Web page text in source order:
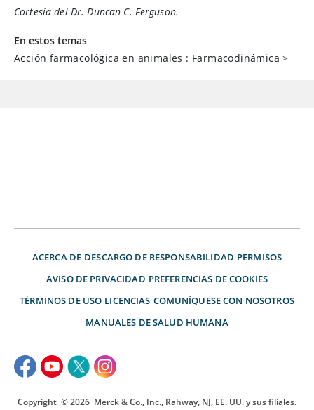
Cortesía del Dr. Duncan C. Ferguson.
En estos temas
Acción farmacológica en animales : Farmacodinámica >
ACERCA DE DESCARGO DE RESPONSABILIDAD PERMISOS
AVISO DE PRIVACIDAD PREFERENCIAS DE COOKIES
TÉRMINOS DE USO LICENCIAS COMUNÍQUESE CON NOSOTROS
MANUALES DE SALUD HUMANA
Copyright © 2026 Merck & Co., Inc., Rahway, NJ, EE. UU. y sus filiales.